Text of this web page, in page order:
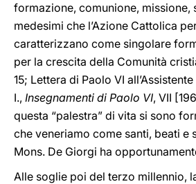
formazione, comunione, missione,
medesimi che l’Azione Cattolica
caratterizzano come singolare
per la crescita della Comunità
15; Lettera di Paolo VI
I., Insegnamenti di Paolo VI, VII
questa “palestra” di vita si sono
che veneriamo come santi, beati e
Mons. De Giorgi ha
Alle soglie poi del terzo millennio,